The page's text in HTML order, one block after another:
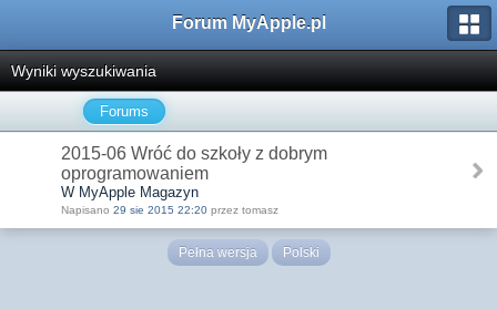
Forum MyApple.pl
Wyniki wyszukiwania
Forums
2015-06 Wróć do szkoły z dobrym
oprogramowaniem
W MyApple Magazyn
Napisano 29 sie 2015 22:20 przez tomasz
Pełna wersja Polski